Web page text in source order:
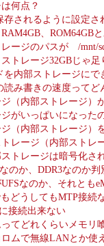
何点？
存されるように設定
、ROM64GB
ージのパスが /mnt/
トレージ32GBじゃ
を内部ストレージにで
読み書きの速度って
（内部ストレージ）
がいっぱいになった
（内部ストレージ）
レージ（内部ストレ
トレージは暗号化さ
のか、DDR3なのか判
なのか、それとも
どうしてもMTP接続
接続出来ない
てどれくらいメモリ
ムで無線LANとか使